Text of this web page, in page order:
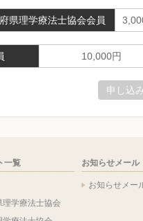
県理学療法士協会会員
10,000円
申し込
一覧
理学療法士協会
お知らせメール
お知らせメー